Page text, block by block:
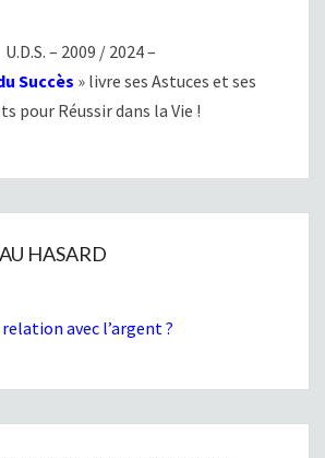
U.D.S. – 2009 / 2024 –
Succès » livre ses Astuces et ses
pour Réussir dans la Vie !
HASARD
avec l’argent ?